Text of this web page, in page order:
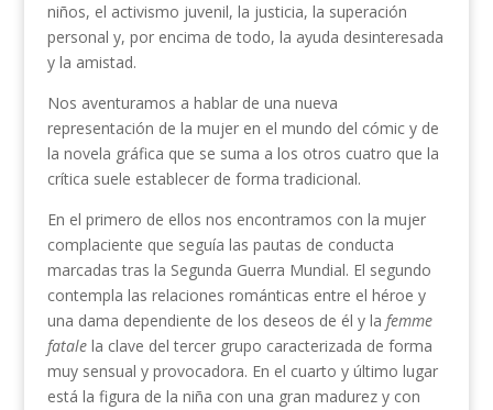
niños, el activismo juvenil, la justicia, la superación
personal y, por encima de todo, la ayuda desinteresada
y la amistad.
Nos aventuramos a hablar de una nueva
representación de la mujer en el mundo del cómic y de
la novela gráfica que se suma a los otros cuatro que la
crítica suele establecer de forma tradicional.
En el primero de ellos nos encontramos con la mujer
complaciente que seguía las pautas de conducta
marcadas tras la Segunda Guerra Mundial. El segundo
contempla las relaciones románticas entre el héroe y
una dama dependiente de los deseos de él y la femme
fatalela clave del tercer grupo caracterizada de forma
muy sensual y provocadora. En el cuarto y último lugar
está la figura de la niña con una gran madurez y con